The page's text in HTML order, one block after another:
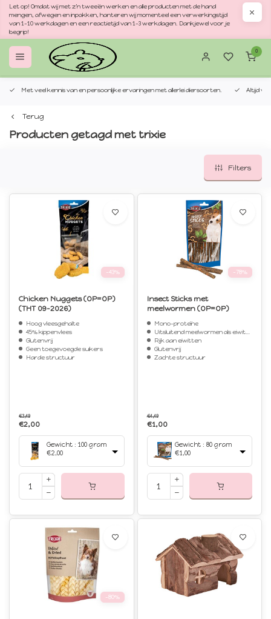
Let op! Omdat wij met z'n tweeën werken en alle producten met de hand
mengen, afwegen en inpakken, hanteren wij momenteel een verwerkingstijd
van 1–10 werkdagen en een reactietijd van 1–3 werkdagen. Dankjewel voor je
begrip!
0
Met veel kennis van en persoonlijke ervaringen met allerlei diersoorten. Altijd
Terug
Producten getagd met trixie
Filters
-43%
Chicken Nuggets (OP=OP)
(THT 09-2026)
Hoog vleesgehalte
45% kippenvlees
Glutenvrij
Geen toegevoegde suikers
Harde structuur
€3,49
€2,00
Gewicht : 100 gram
€2,00
-78%
Insect Sticks met
meelwormen (OP=OP)
Mono-proteïne
Uitsluitend meelwormen als eiwitbron
Rijk aan eiwitten
Glutenvrij
Zachte structuur
€4,49
€1,00
Gewicht : 80 gram
€1,00
-80%